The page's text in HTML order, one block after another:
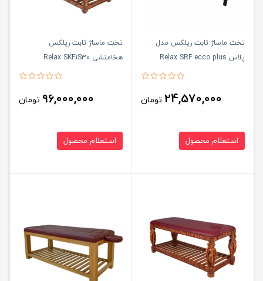
تخت ماساژ ثابت ریلکس مدل
پلاس Relax SRF ecco plus
24,570,000 تومان
استعلام محصول
تخت ماساژ ثابت ریلکس
هخامنشی Relax SKF1S30
96,000,000 تومان
استعلام محصول